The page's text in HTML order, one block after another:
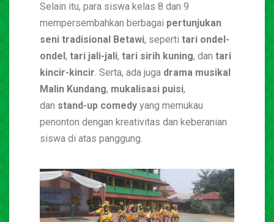
Selain itu, para siswa kelas 8 dan 9
mempersembahkan berbagai pertunjukan
seni tradisional Betawi, seperti tari ondel-
ondel , tari jali-jali, tari sirih kuning, dan tari
kincir-kincir. Serta, ada juga drama musikal
Malin Kundang, mukalisasi puisi,
dan stand-up comedy yang memukau
penonton dengan kreativitas dan keberanian
siswa di atas panggung.